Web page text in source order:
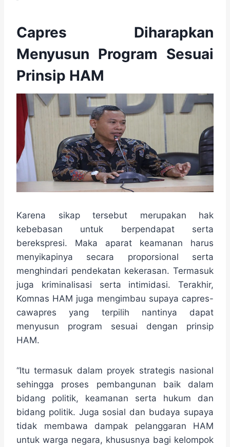
Capres Diharapkan
Menyusun Program Sesuai
Prinsip HAM
Karena sikap tersebut merupakan hak
kebebasan untuk berpendapat serta
berekspresi. Maka aparat keamanan harus
menyikapinya secara proporsional serta
menghindari pendekatan kekerasan. Termasuk
juga kriminalisasi serta intimidasi. Terakhir,
Komnas HAM juga mengimbau supaya capres-
cawapres yang terpilih nantinya dapat
menyusun program sesuai dengan prinsip
HAM.
“Itu termasuk dalam proyek strategis nasional
sehingga proses pembangunan baik dalam
bidang politik, keamanan serta hukum dan
bidang politik. Juga sosial dan budaya supaya
tidak membawa dampak pelanggaran HAM
untuk warga negara, khususnya bagi kelompok